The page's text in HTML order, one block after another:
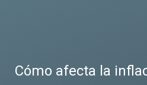
Cómo afecta la